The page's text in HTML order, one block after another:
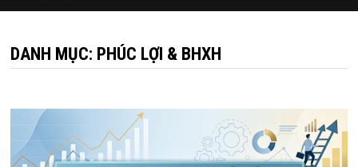
DANH MỤC: PHÚC LỢI & BHXH